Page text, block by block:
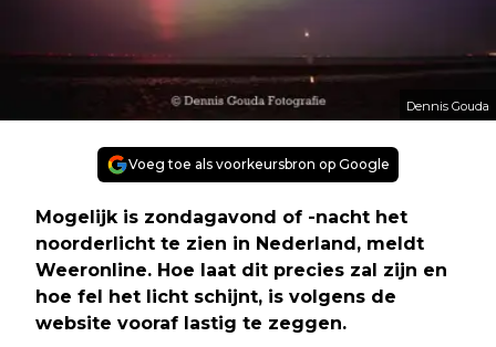
Dennis Gouda
Voeg toe als voorkeursbron op Google
Mogelijk is zondagavond of -nacht het
noorderlicht te zien in Nederland, meldt
Weeronline. Hoe laat dit precies zal zijn en
hoe fel het licht schijnt, is volgens de
website vooraf lastig te zeggen.